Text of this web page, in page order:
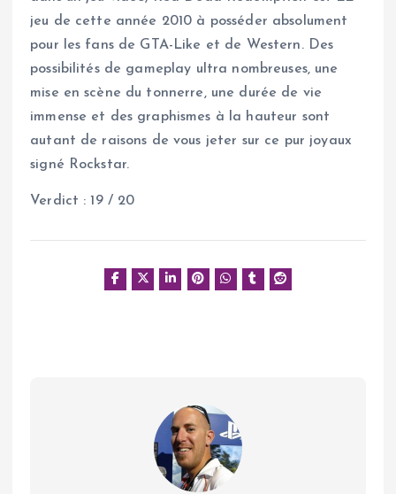
jeu de cette année 2010 à posséder absolument
pour les fans de GTA-Like et de Western. Des
possibilités de gameplay ultra nombreuses, une
mise en scène du tonnerre, une durée de vie
immense et des graphismes à la hauteur sont
autant de raisons de vous jeter sur ce pur joyaux
signé Rockstar.
Verdict : 19 / 20